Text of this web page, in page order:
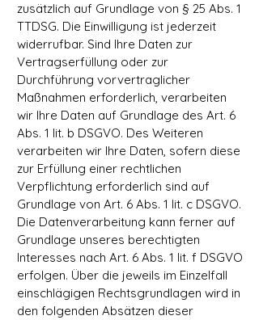
zusätzlich auf Grundlage von § 25 Abs. 1
TTDSG. Die Einwilligung ist jederzeit
widerrufbar. Sind Ihre Daten zur
Vertragserfüllung oder zur
Durchführung vorvertraglicher
Maßnahmen erforderlich, verarbeiten
wir Ihre Daten auf Grundlage des Art. 6
Abs. 1 lit. b DSGVO. Des Weiteren
verarbeiten wir Ihre Daten, sofern diese
zur Erfüllung einer rechtlichen
Verpflichtung erforderlich sind auf
Grundlage von Art. 6 Abs. 1 lit. c DSGVO.
Die Datenverarbeitung kann ferner auf
Grundlage unseres berechtigten
Interesses nach Art. 6 Abs. 1 lit. f DSGVO
erfolgen. Über die jeweils im Einzelfall
einschlägigen Rechtsgrundlagen wird in
den folgenden Absätzen dieser